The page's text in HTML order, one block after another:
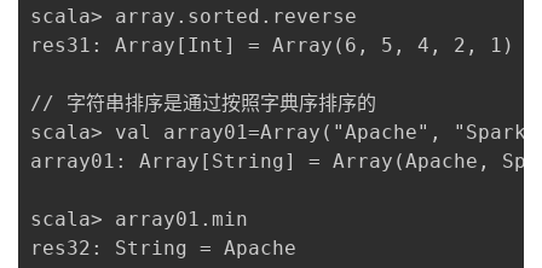
scala> array.sorted.reverse
res31: Array[Int] = Array(6, 5, 4, 2, 1)
// 字符串排序是通过按照字典序排序的
scala> val array01=Array("Apache",
array01: Array[String] = Array(Apache,
scala> array01.min
res32: String = Apache